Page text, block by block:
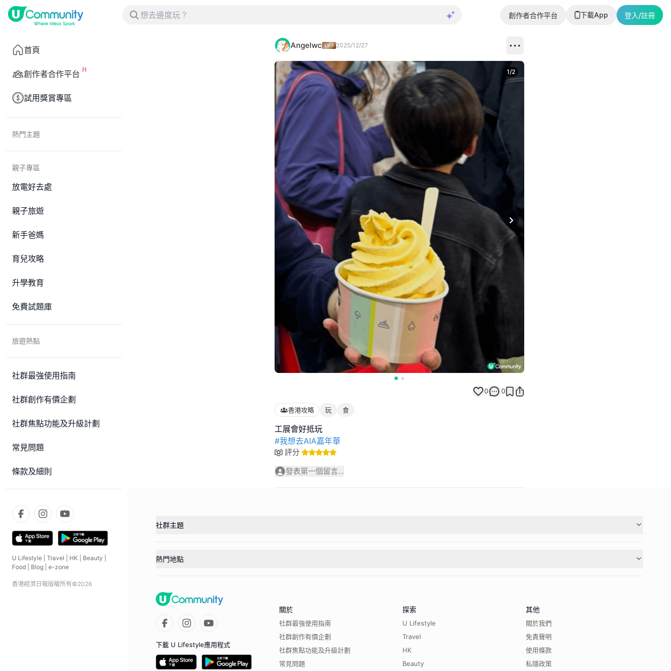
創作者合作平台 下載App 登入/註冊
首頁
創作者合作平台
試用獎賞專區
熱門主題
親子專區
放電好去處
親子旅遊
新手爸媽
育兒攻略
升學教育
免費試題庫
旅遊熱點
社群最強使用指南
社群創作有價企劃
社群焦點功能及升級計劃
常見問題
條款及細則
U Lifestyle Travel HK Beauty
Food
Blog e-zone
香港經濟日報版權所有©2026
Angelwc 2025/12/27
Next slide
1/2
0 0
香港攻略 玩 食
#我想去AIA嘉年華
評分
發表第一個留言...
社群主題
熱門地點
下載 U Lifestyle應用程式
關於
社群最強使用指南
社群創作有價企劃
社群焦點功能及升級計劃
常見問題
探索
U Lifestyle
Travel
HK
Beauty
其他
關於我們
免責聲明
使用條款
私隱政策